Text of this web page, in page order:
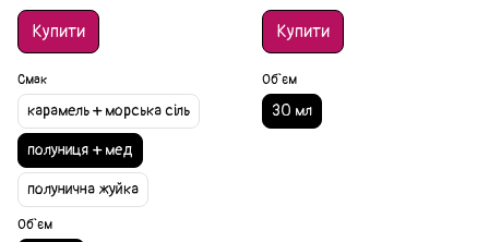
Купити
Смак
карамель + морська сіль
полуниця + мед
полунична жуйка
Об`єм
Купити
Об`єм
30 мл